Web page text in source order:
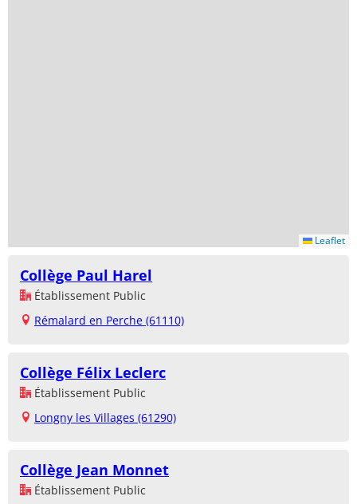
Leaflet
Collège Paul Harel
Établissement Public
Rémalard en Perche (61110)
Collège Félix Leclerc
Établissement Public
Longny les Villages (61290)
Collège Jean Monnet
Établissement Public